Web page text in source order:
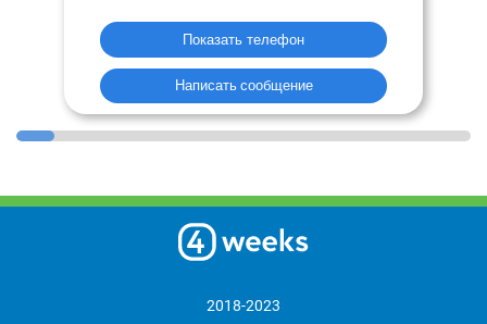
Показать телефон
Написать сообщение
2018-2023